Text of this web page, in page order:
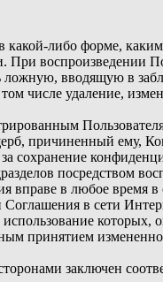
либо форме,
воспроизведении
ложную, вводящую в
числе удаление,
причиненный
сохранение
посредством
в любое время
в сети
которых,
принятием
заключен